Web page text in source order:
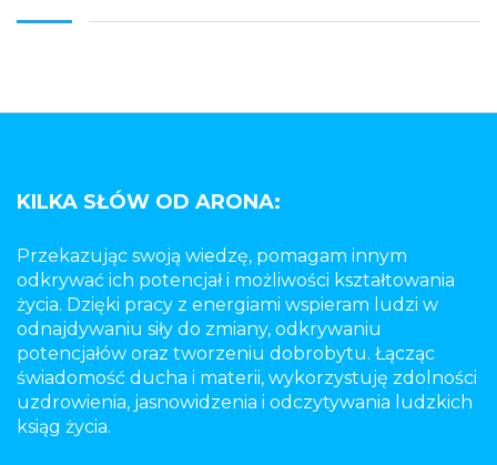
KILKA SŁÓW OD ARONA:
Przekazując swoją wiedzę, pomagam innym
odkrywać ich potencjał i możliwości kształtowania
życia. Dzięki pracy z energiami wspieram ludzi w
odnajdywaniu siły do zmiany, odkrywaniu
potencjałów oraz tworzeniu dobrobytu. Łącząc
świadomość ducha i materii, wykorzystuję zdolności
uzdrowienia, jasnowidzenia i odczytywania ludzkich
ksiąg życia.